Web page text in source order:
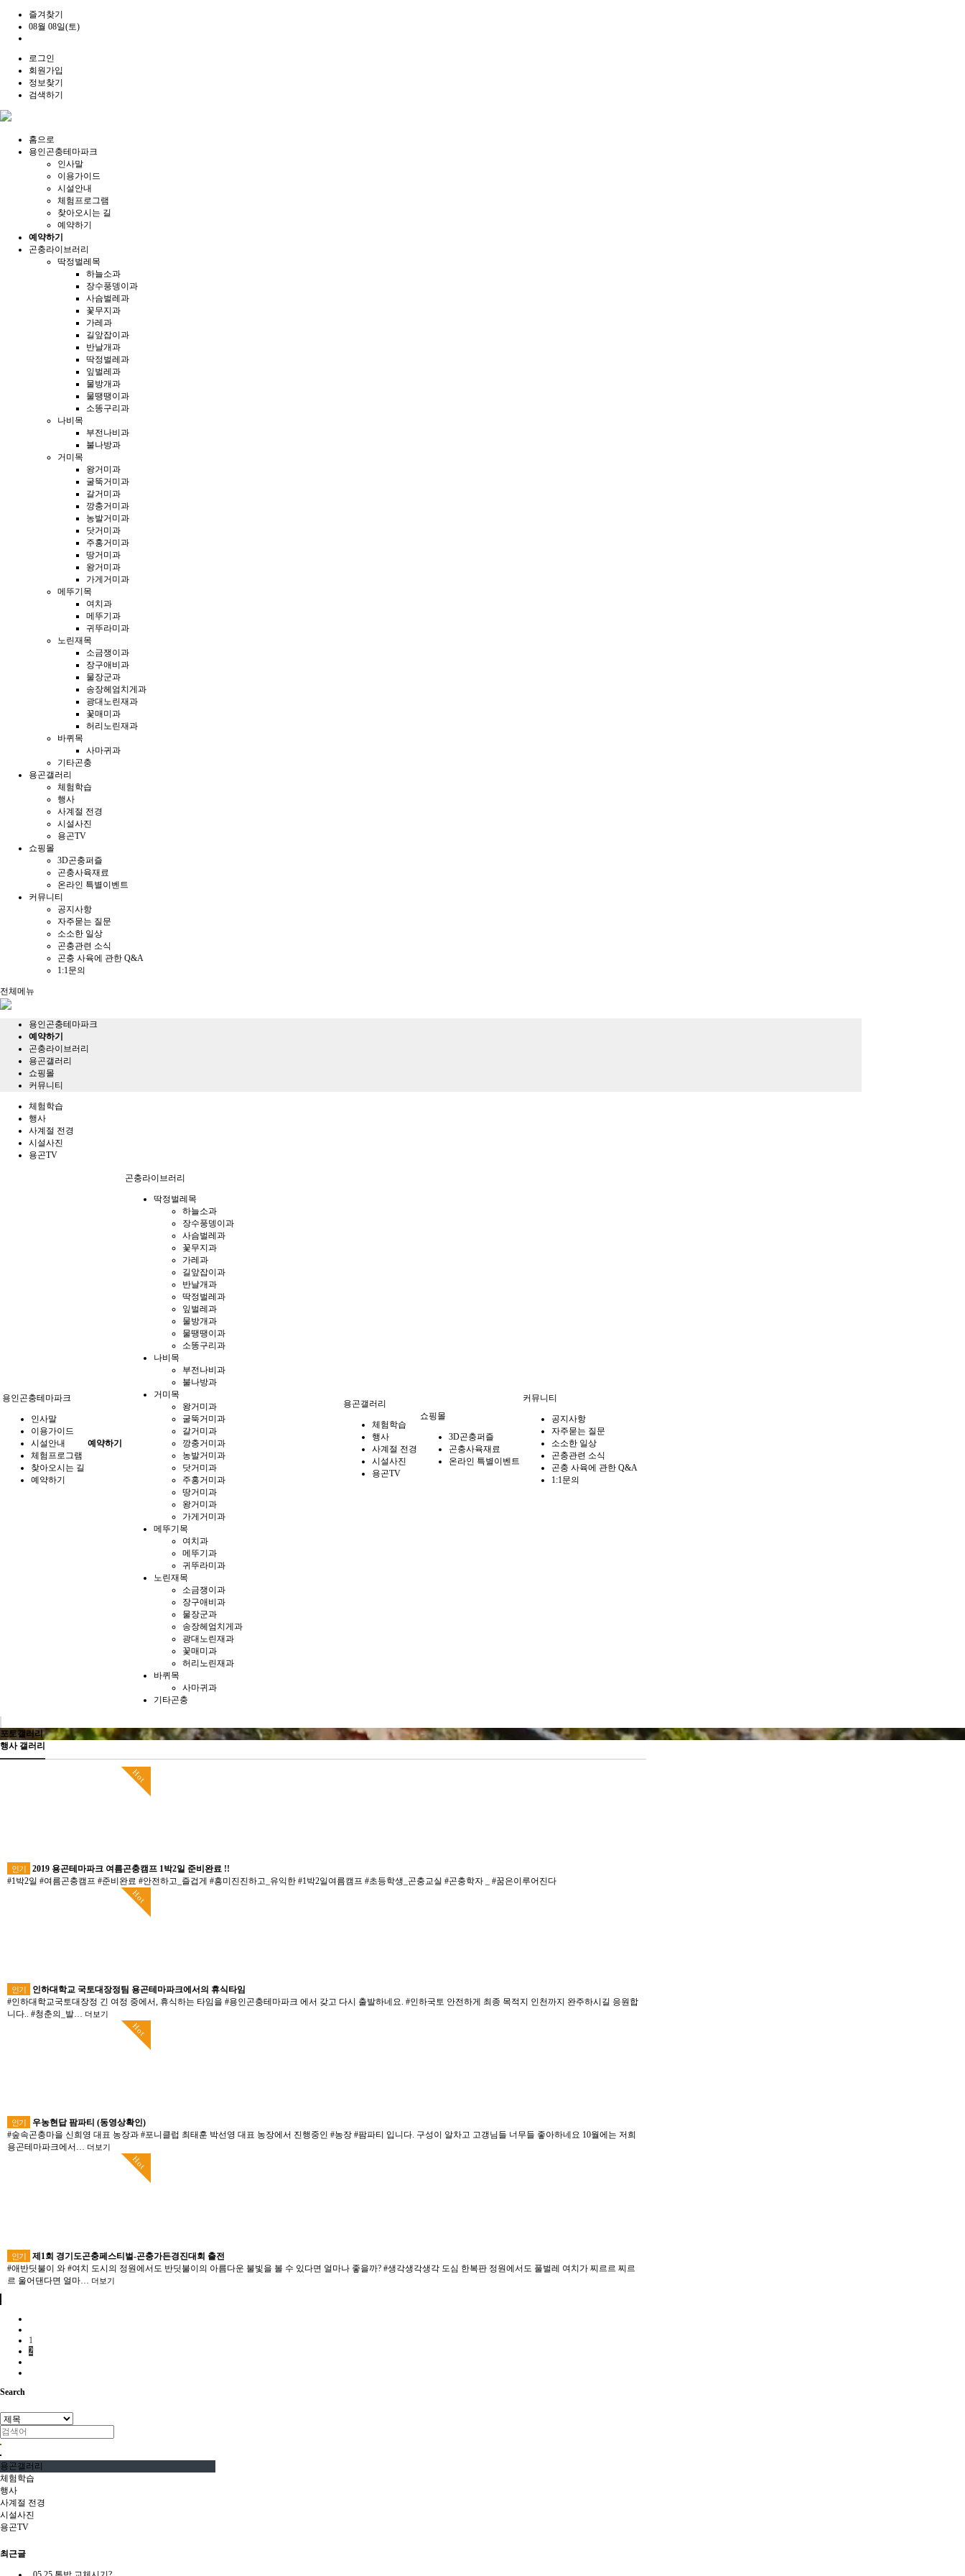
즐겨찾기
08월 08일(토)
로그인
회원가입
정보찾기
검색하기
홈으로
용인곤충테마파크
인사말
이용가이드
시설안내
체험프로그램
찾아오시는 길
예약하기
예약하기
곤충라이브러리
딱정벌레목
하늘소과
장수풍뎅이과
사슴벌레과
꽃무지과
가레과
길앞잡이과
반날개과
딱정벌레과
잎벌레과
물방개과
물땡땡이과
소똥구리과
나비목
부전나비과
불나방과
거미목
왕거미과
굴뚝거미과
갈거미과
깡충거미과
농발거미과
닷거미과
주홍거미과
땅거미과
왕거미과
가게거미과
메뚜기목
여치과
메뚜기과
귀뚜라미과
노린재목
소금쟁이과
장구애비과
물장군과
송장헤엄치게과
광대노린재과
꽃매미과
허리노린재과
바퀴목
사마귀과
기타곤충
용곤갤러리
체험학습
행사
사계절 전경
시설사진
용곤TV
쇼핑몰
3D곤충퍼즐
곤충사육재료
온라인 특별이벤트
커뮤니티
공지사항
자주묻는 질문
소소한 일상
곤충관련 소식
곤충 사육에 관한 Q&A
1:1문의
전체메뉴
용인곤충테마파크
예약하기
곤충라이브러리
용곤갤러리
쇼핑몰
커뮤니티
체험학습
행사
사계절 전경
시설사진
용곤TV
용인곤충테마파크
인사말
이용가이드
시설안내
체험프로그램
찾아오시는 길
예약하기
예약하기
곤충라이브러리
딱정벌레목
하늘소과
장수풍뎅이과
사슴벌레과
꽃무지과
가레과
길앞잡이과
반날개과
딱정벌레과
잎벌레과
물방개과
물땡땡이과
소똥구리과
나비목
부전나비과
불나방과
거미목
왕거미과
굴뚝거미과
갈거미과
깡충거미과
농발거미과
닷거미과
주홍거미과
땅거미과
왕거미과
가게거미과
메뚜기목
여치과
메뚜기과
귀뚜라미과
노린재목
소금쟁이과
장구애비과
물장군과
송장헤엄치게과
광대노린재과
꽃매미과
허리노린재과
바퀴목
사마귀과
기타곤충
용곤갤러리
체험학습
행사
사계절 전경
시설사진
용곤TV
쇼핑몰
3D곤충퍼즐
곤충사육재료
온라인 특별이벤트
커뮤니티
공지사항
자주묻는 질문
소소한 일상
곤충관련 소식
곤충 사육에 관한 Q&A
1:1문의
포토갤러리
행사 갤러리
Hot
인기
2019 용곤테마파크 여름곤충캠프 1박2일 준비완료 !!
#1박2일 #여름곤충캠프 #준비완료 #안전하고_즐겁게 #흥미진진하고_유익한 #1박2일여름캠프 #초등학생_곤충교실 #곤충학자 _ #꿈은이루어진다
Hot
인기
인하대학교 국토대장정팀 용곤테마파크에서의 휴식타임
#인하대학교국토대장정 긴 여정 중에서, 휴식하는 타임을 #용인곤충테마파크 에서 갖고 다시 출발하네요. #인하국토 안전하게 최종 목적지 인천까지 완주하시길 응원합
니다.. #청춘의_발… 더보기
Hot
인기
우농현답 팜파티 (동영상확인)
#숲속곤충마을 신희영 대표 농장과 #포니클럽 최태훈 박선영 대표 농장에서 진행중인 #농장 #팜파티 입니다. 구성이 알차고 고갱님들 너무들 좋아하네요 10월에는 저희
용곤테마파크에서… 더보기
Hot
인기
제1회 경기도곤충페스티벌-곤충가든경진대회 출전
#애반딧불이 와 #여치 도시의 정원에서도 반딧불이의 아름다운 불빛을 볼 수 있다면 얼마나 좋을까? #생각생각생각 도심 한복판 정원에서도 풀벌레 여치가 찌르르 찌르
르 울어댄다면 얼마… 더보기
1
2
Search
용곤갤러리
체험학습
행사
사계절 전경
시설사진
용곤TV
최근글